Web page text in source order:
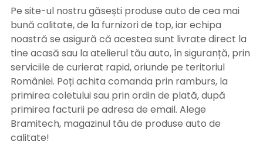
Pe site-ul nostru găsești produse auto de cea mai
bună calitate, de la furnizori de top, iar echipa
noastră se asigură că acestea sunt livrate direct la
tine acasă sau la atelierul tău auto, în siguranță, prin
serviciile de curierat rapid, oriunde pe teritoriul
României. Poți achita comanda prin ramburs, la
primirea coletului sau prin ordin de plată, după
primirea facturii pe adresa de email. Alege
Bramitech, magazinul tău de produse auto de
calitate!